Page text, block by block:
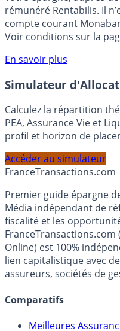
Bénéficiez de cette offre
votre épargne, auprès
rémunéré Rentabilis. Il
Voir conditions sur la
En savoir plus
Simulateur
Calculez la répartition
profil et horizon de
FranceTransactions.com
Premier guide épargne
Média indépendant de
fiscalité et les
FranceTransactions.com
Online) est 100%
assureurs, sociétés de
Comparatifs